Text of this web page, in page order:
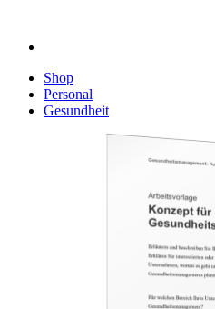
Shop
Personal
Gesundheit